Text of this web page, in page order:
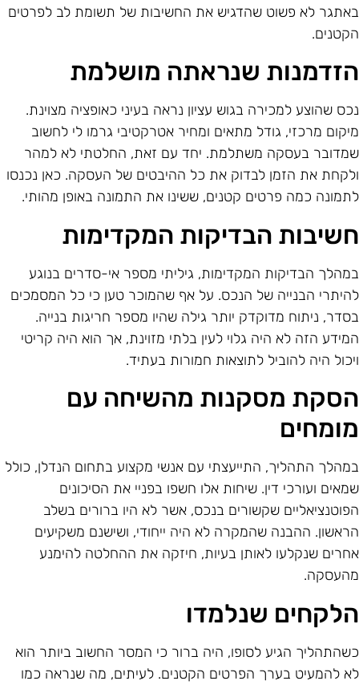
לא פשוט שהדגיש את החשיבות של תשומת לב לפרטים
שנראתה מושלמת
שהוצע למכירה בגוש עציון נראה בעיני כאופציה מצוינת.
מרכזי, גודל מתאים ומחיר אטרקטיבי גרמו לי לחשוב
בעסקה משתלמת. יחד עם זאת, החלטתי לא למהר
את הזמן לבדוק את כל ההיבטים של העסקה. כאן נכנסו
כמה פרטים קטנים, ששינו את התמונה באופן מהותי.
הבדיקות המקדימות
הבדיקות המקדימות, גיליתי מספר אי-סדרים בנוגע
הבנייה של הנכס. על אף שהמוכר טען כי כל המסמכים
ניתוח מדוקדק יותר גילה שהיו מספר חריגות בנייה.
הזה לא היה גלוי לעין בלתי מזוינת, אך הוא היה קריטי
היה להוביל לתוצאות חמורות בעתיד.
מסקנות מהשיחה עם
התהליך, התייעצתי עם אנשי מקצוע בתחום הנדלן, כולל
ועורכי דין. שיחות אלו חשפו בפניי את הסיכונים
שקשורים בנכס, אשר לא היו ברורים בשלב
ההבנה שהמקרה לא היה ייחודי, ושישנם משקיעים
שנקלעו לאותן בעיות, חיזקה את ההחלטה להימנע
שנלמדו
הגיע לסופו, היה ברור כי המסר החשוב ביותר הוא
להמעיט בערך הפרטים הקטנים. לעיתים, מה שנראה כמו